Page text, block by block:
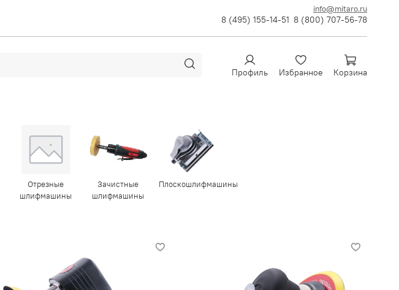
info@mitaro.ru
8 (495) 155-14-51 8 (800) 707-56-78
Профиль Избранное Корзина
Отрезные
шлифмашины
Зачистные
шлифмашины
Плоскошлифмашины